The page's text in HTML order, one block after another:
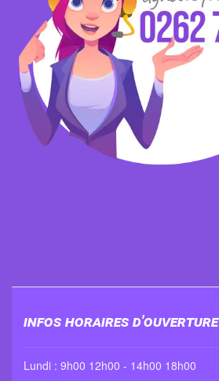
Infos horaires d'ouverture
Lundi : 9h00 12h00 - 14h00 18h00